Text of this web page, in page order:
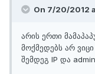
On 7/20/2012
არის ერთი
მოქმედებს არ
შემდეგ IP და